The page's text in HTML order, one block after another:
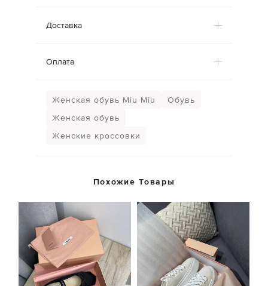
Доставка
Оплата
Женская обувь Miu Miu
Обувь
Женская обувь
Женские кроссовки
Похожие Товары